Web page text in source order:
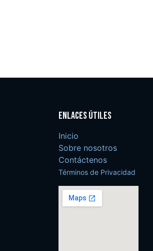
Enlaces útiles
Inicio
Sobre nosotros
Contáctenos
Términos de Privacidad